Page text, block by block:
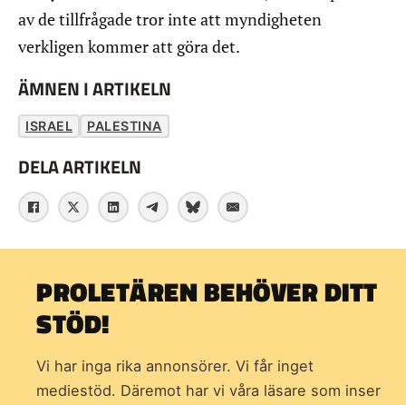
av de tillfrågade tror inte att myndigheten
verkligen kommer att göra det.
ÄMNEN I ARTIKELN
ISRAEL PALESTINA
DELA ARTIKELN
PROLETÄREN BEHÖVER DITT
STÖD!
Vi har inga rika annonsörer. Vi får inget
mediestöd. Däremot har vi våra läsare som inser